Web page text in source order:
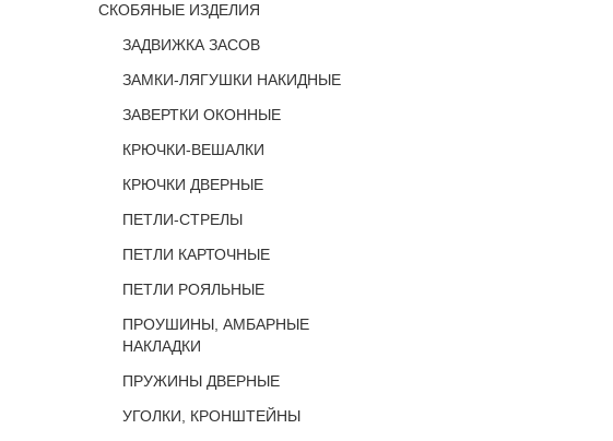
СКОБЯНЫЕ ИЗДЕЛИЯ
ЗАДВИЖКА ЗАСОВ
ЗАМКИ-ЛЯГУШКИ НАКИДНЫЕ
ЗАВЕРТКИ ОКОННЫЕ
КРЮЧКИ-ВЕШАЛКИ
КРЮЧКИ ДВЕРНЫЕ
ПЕТЛИ-СТРЕЛЫ
ПЕТЛИ КАРТОЧНЫЕ
ПЕТЛИ РОЯЛЬНЫЕ
ПРОУШИНЫ, АМБАРНЫЕ
НАКЛАДКИ
ПРУЖИНЫ ДВЕРНЫЕ
УГОЛКИ, КРОНШТЕЙНЫ